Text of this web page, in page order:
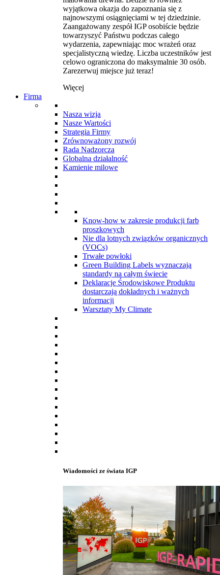
wyjątkowa okazja do zapoznania się z
najnowszymi osiągnięciami w tej dziedzinie.
Zaangażowany zespół IGP osobiście będzie
towarzyszyć Państwu podczas całego
wydarzenia, zapewniając moc wrażeń oraz
specjalistyczną wiedzę. Liczba uczestników jest
celowo ograniczona do maksymalnie 30 osób.
Zarezerwuj miejsce już teraz!
Więcej
Firma
Nasza wizja
Nasze Wartości
Strategia Firmy
Zrównoważony rozwój
Rada Nadzorcza
Globalna działalność
Kamienie milowe
Know-how w zakresie produkcji farb
proszkowych
Nie dla lotnych związków organicznych
(VOCs)
Trwałe powłoki
Green Building Labels wyznaczają
standardy na całym świecie
Deklaracje Środowiskowe Produktu
dostarczają dokładnych i ważnych
informacji
Warsztaty My Climate
Wiadomości ze świata IGP